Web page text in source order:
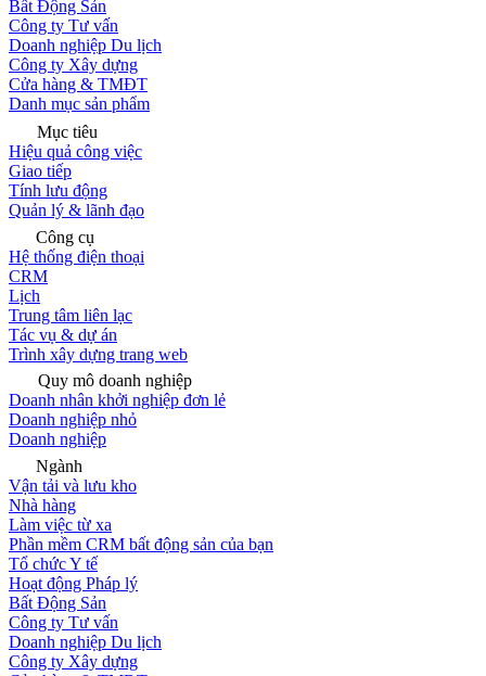
Bất Động Sản
Công ty Tư vấn
Doanh nghiệp Du lịch
Công ty Xây dựng
Cửa hàng & TMĐT
Danh mục sản phẩm
Mục tiêu
Hiệu quả công việc
Giao tiếp
Tính lưu động
Quản lý & lãnh đạo
Công cụ
Hệ thống điện thoại
CRM
Lịch
Trung tâm liên lạc
Tác vụ & dự án
Trình xây dựng trang web
Quy mô doanh nghiệp
Doanh nhân khởi nghiệp đơn lẻ
Doanh nghiệp nhỏ
Doanh nghiệp
Ngành
Vận tải và lưu kho
Nhà hàng
Làm việc từ xa
Phần mềm CRM bất động sản của bạn
Tổ chức Y tế
Hoạt động Pháp lý
Bất Động Sản
Công ty Tư vấn
Doanh nghiệp Du lịch
Công ty Xây dựng